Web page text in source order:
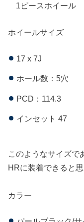
1ピースホイール
ホイールサイズ
17 x 7J
ホール数：5穴
PCD：114.3
インセット 47
このようなサイズで
HRに装着できると思
カラー